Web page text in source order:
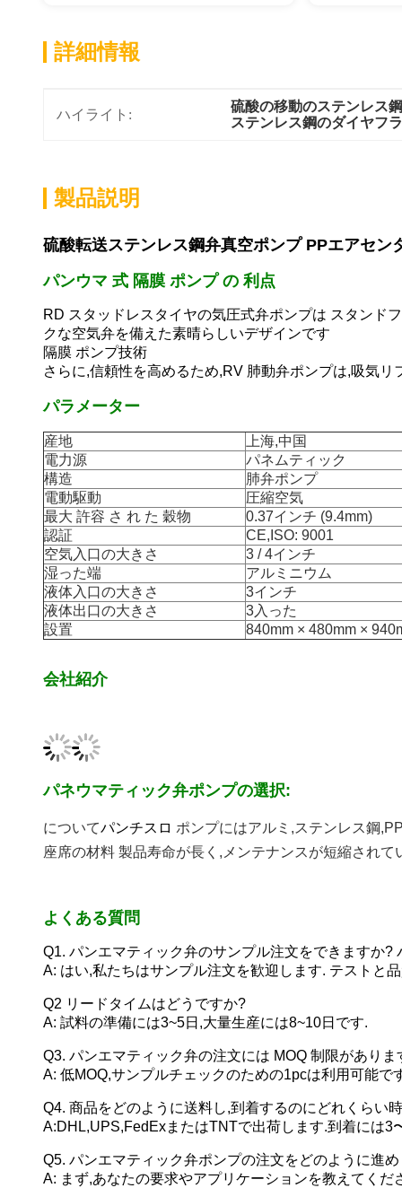
詳細情報
ハイライト:
硫酸の移動のステンレス
ステンレス鋼のダイヤフ
製品説明
硫酸転送ステンレス鋼弁真空ポンプ PPエアセン
パンウマ 式 隔膜 ポンプ の 利点
RD スタッドレスタイヤの気圧式弁ポンプは スタンド
クな空気弁を備えた素晴らしいデザインです
隔膜 ポンプ技術
さらに,信頼性を高めるため,RV 肺動弁ポンプは,吸気
パラメーター
産地
上海,中国
電力源
パネムティック
構造
肺弁ポンプ
電動駆動
圧縮空気
最大 許容 さ れ た 穀物
0.37インチ (9.4mm)
認証
CE,ISO: 9001
空気入口の大きさ
3 / 4インチ
湿った端
アルミニウム
液体入口の大きさ
3インチ
液体出口の大きさ
3入った
設置
840mm × 480mm ×
会社紹介
パネウマティック弁ポンプの選択:
についてパンチスロ ポンプにはアルミ,ステンレス鋼
座席の材料 製品寿命が長く,メンテナンスが短縮され
よくある質問
Q1. パンエマティック弁のサンプル注文をできますか?
A: はい,私たちはサンプル注文を歓迎します. テストと
Q2 リードタイムはどうですか?
A: 試料の準備には3~5日,大量生産には8~10日です.
Q3. パンエマティック弁の注文には MOQ 制限がありま
A: 低MOQ,サンプルチェックのための1pcは利用可能で
Q4. 商品をどのように送料し,到着するのにどれくらい
A:DHL,UPS,FedExまたはTNTで出荷します.到着には
Q5. パンエマティック弁ポンプの注文をどのように進
A: まず,あなたの要求やアプリケーションを教えてくだ